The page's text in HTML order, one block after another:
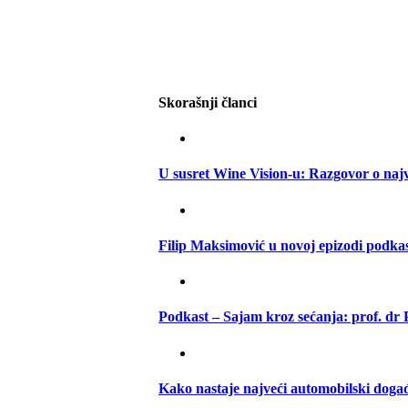
Skorašnji članci
U susret Wine Vision-u: Razgovor o
Filip Maksimović u novoj epizodi
Podkast – Sajam kroz sećanja: prof.
Kako nastaje najveći automobilski